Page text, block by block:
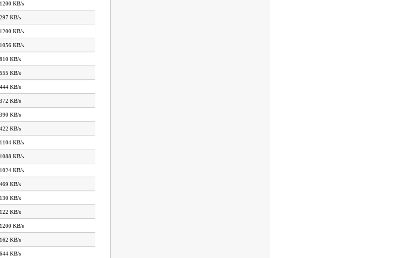
1200 KB/s
297 KB/s
1200 KB/s
1056 KB/s
810 KB/s
555 KB/s
444 KB/s
372 KB/s
390 KB/s
422 KB/s
1104 KB/s
1088 KB/s
1024 KB/s
469 KB/s
130 KB/s
122 KB/s
1200 KB/s
162 KB/s
644 KB/s